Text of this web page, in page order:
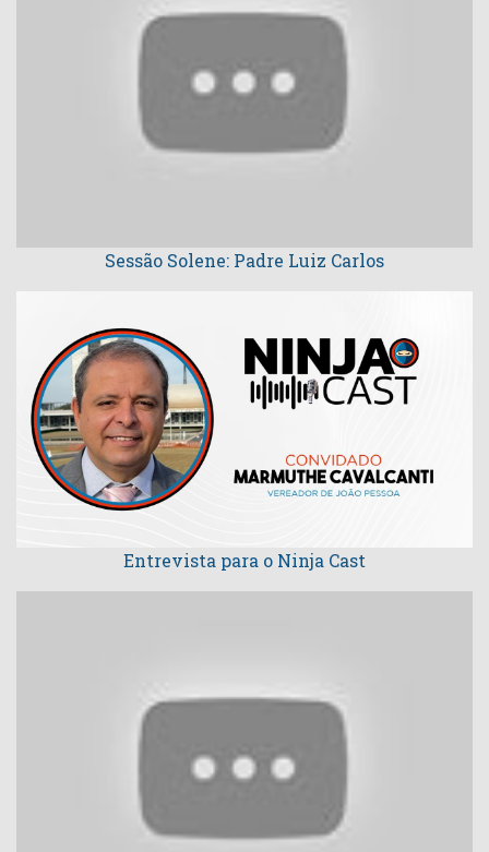
Sessão Solene: Padre Luiz Carlos
Entrevista para o Ninja Cast